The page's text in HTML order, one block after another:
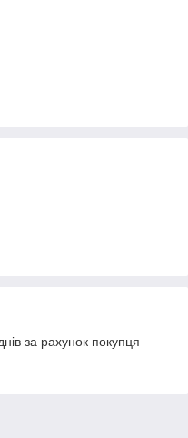
за рахунок покупця